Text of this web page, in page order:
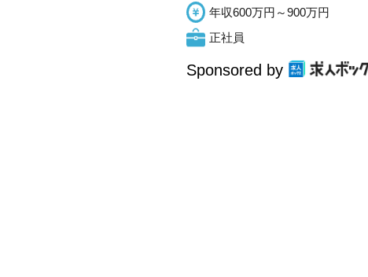
年収600万円～900万円
正社員
Sponsored by